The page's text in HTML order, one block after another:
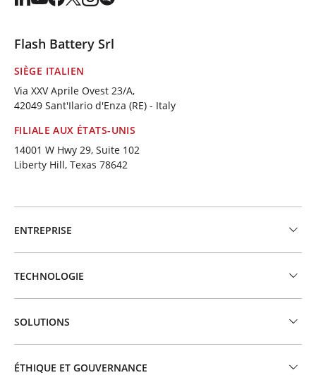
Flash Battery Srl
SIÈGE ITALIEN
Via XXV Aprile Ovest 23/A,
42049 Sant'Ilario d'Enza (RE) - Italy
FILIALE AUX ÉTATS-UNIS
14001 W Hwy 29, Suite 102
Liberty Hill, Texas 78642
ENTREPRISE
TECHNOLOGIE
SOLUTIONS
ÉTHIQUE ET GOUVERNANCE